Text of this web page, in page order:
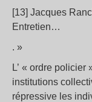
[13] Jacques
Entretien…
. »
L’ « ordre
institutions
répressive les